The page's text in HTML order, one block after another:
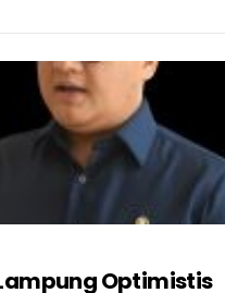
Optimistis